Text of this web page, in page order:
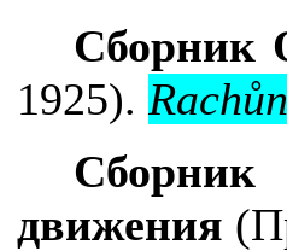
Сборник
1925). Rachů
движения